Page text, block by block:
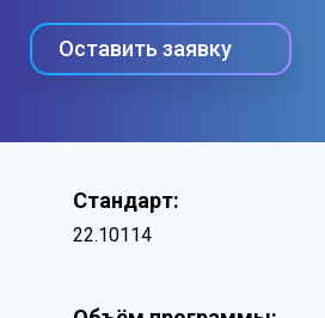
Оставить заявку
Стандарт:
22.10114